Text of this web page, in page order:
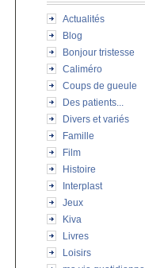
Actualités
Blog
Bonjour tristesse
Caliméro
Coups de gueule
Des patients...
Divers et variés
Famille
Film
Histoire
Interplast
Jeux
Kiva
Livres
Loisirs